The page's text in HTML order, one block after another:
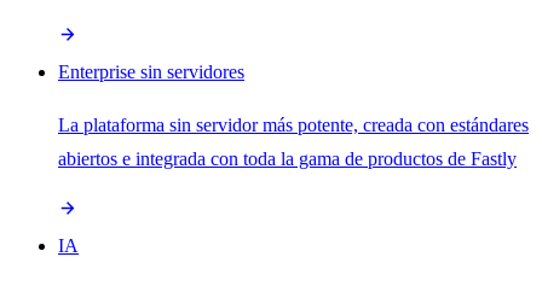
Enterprise sin servidores
La plataforma sin servidor más potente, creada con estándares
abiertos e integrada con toda la gama de productos de Fastly
IA